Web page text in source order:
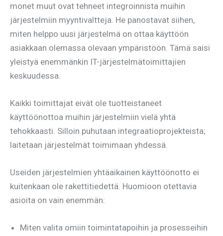
monet muut ovat tehneet integroinnista muihin
järjestelmiin myyntivaltteja. He panostavat siihen,
miten helppo uusi järjestelmä on ottaa käyttöön
asiakkaan olemassa olevaan ympäristöön. Tämä saisi
yleistyä enemmänkin IT-järjestelmätoimittajien
keskuudessa.
Kaikki toimittajat eivät ole tuotteistaneet
käyttöönottoa muihin järjestelmiin vielä yhtä
tehokkaasti. Silloin puhutaan integraatioprojekteista;
laitetaan järjestelmät toimimaan yhdessä.
Useiden järjestelmien yhtäaikainen käyttöönotto ei
kuitenkaan ole rakettitiedettä. Huomioon otettavia
asioita on vain enemmän:
Miten valita omiin toimintatapoihin ja prosesseihin